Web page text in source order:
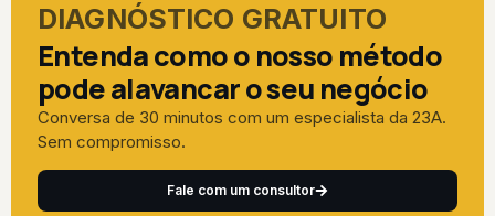
DIAGNÓSTICO GRATUITO
Entenda como o nosso método
pode alavancar o seu negócio
Conversa de 30 minutos com um especialista da 23A.
Sem compromisso.
Fale com um consultor